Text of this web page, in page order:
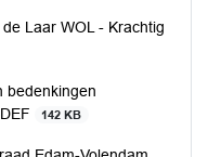
Laar WOL - Krachtig
bedenkingen
142 KB